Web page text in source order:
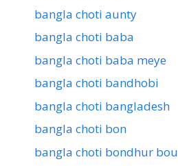
bangla choti aunty
bangla choti baba
bangla choti baba meye
bangla choti bandhobi
bangla choti bangladesh
bangla choti bon
bangla choti bondhur bou